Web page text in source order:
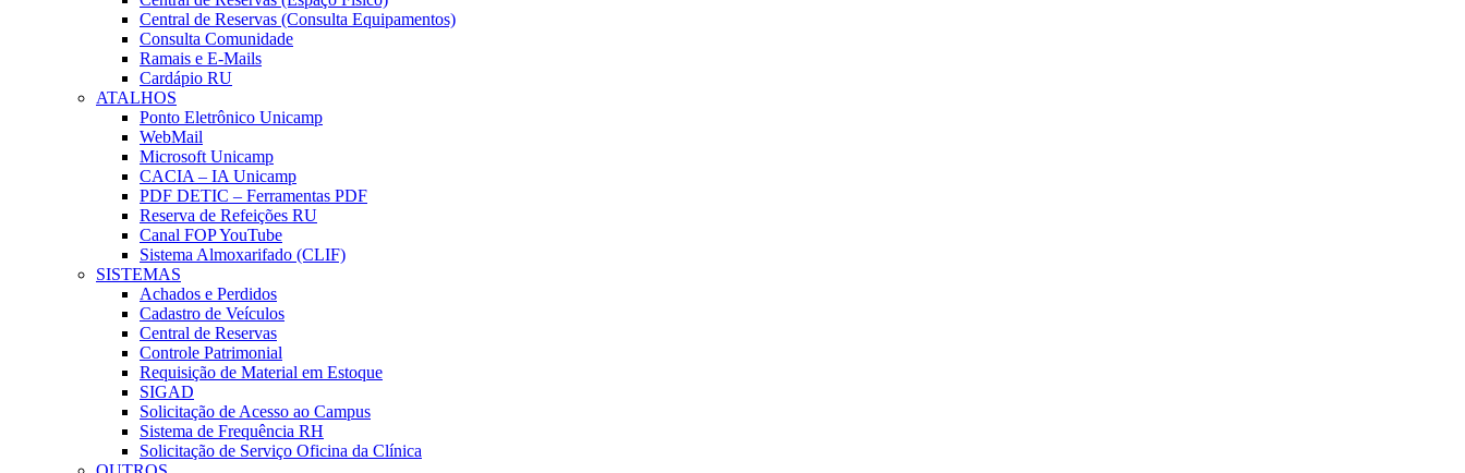
Central de Reservas (Consulta Equipamentos)
Consulta Comunidade
Ramais e E-Mails
Cardápio RU
ATALHOS
Ponto Eletrônico Unicamp
WebMail
Microsoft Unicamp
CACIA – IA Unicamp
PDF DETIC – Ferramentas PDF
Reserva de Refeições RU
Canal FOP YouTube
Sistema Almoxarifado (CLIF)
SISTEMAS
Achados e Perdidos
Cadastro de Veículos
Central de Reservas
Controle Patrimonial
Requisição de Material em Estoque
SIGAD
Solicitação de Acesso ao Campus
Sistema de Frequência RH
Solicitação de Serviço Oficina da Clínica